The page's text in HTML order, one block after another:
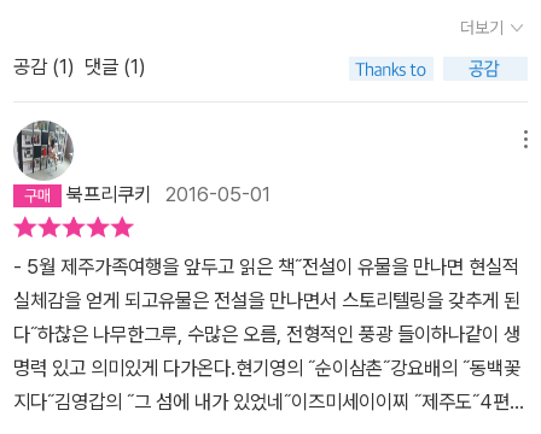
스코 실사단의 보고서 내용(읽어보면 짜릿하다. 그리고 제주가 자랑
스러워진다)===============================
=====================================거
문오름 용암동굴계는 (........) 그 다양성과 풍부함에서 세계 어떤 용암
동굴도 단연 압도한다. 이런 종류의 용암동굴들을 이미 수없이 보아
온 실사단들에게조차 엄청난 시각적 충격과 감동의 파장을 일으킨다.
총천연색의 탄산염 생성물이 동굴 바닥과 천장을 장식하고 있고 탄산
염 침전물들이 곳곳에서 어두운 용암 벽에 벽화를 그려놓은 듯 퍼져
있어 특유의 장관은 이루 형언할 수 없다.===============
======================================
===============4) 돌하르방의 의미를 다시 돌아보다.‘제
주’하면 빠짐없이 등장하는 것이 바로 돌하르방이다. 제주를 여행한
목조목 담고 있다. 설명을 들으며 제주 구석구석을 여행하는 느낌이
들었다. 책을 읽으며 제주에 대해 더욱 애정이 깊어진다.
나온 게 오뚝오뚝한 오름이 되었고, 그중 너무 도드라진 오름을 주먹
으로 툭 쳐서 누른 게 굼부리라고 한다. 오름은 그렇게 신성시되어 숱
오름은 제주 사람과 신들의 고향이다. 82쪽- 설문대할망 176-177
오백장군봉에는 설문대할망 전설이 있다. 설문대할망은 제주의 창조
신이다. 할망은 키가 엄청나게 커서 한라산을 베개 삼고 누우면 다리
는 현재 제주시 앞바다에 있는 관탈섬에 걸쳐졌다. 빨래할 때는 관탈
섬에 빨래를 놓고, 팔은 한라산 꼭대기를 짚고 서서 발로 빨래를 문질
러 빨았다고 한다. 앉아서 빨 때는 한라산에 엉덩이를 걸치고 한 다리
는 마라도에 걸치고 우도를 빨래판 삼았다고 한다. 할망이 치마폭에
흙을 담아 나를 때 치마의 터진 구멍으로 조금씩 새어나온 흙더미가
오름이며, 마지막으로 날라다 부은 게 한라산이다. 이 할망에게는 아
습니다. 유홍준 역시 마찬가지 입니다. 제게 글 읽는 행복을 준 분들입
니다. 작가의 건강을 기원합니다.
더보기
공감 (1) 댓글 (1)
북프리쿠키 2016-05-01
- 5월 제주가족여행을 앞두고 읽은 책˝전설이 유물을 만나면 현실적
실체감을 얻게 되고유물은 전설을 만나면서 스토리텔링을 갖추게 된
다˝하찮은 나무한그루, 수많은 오름, 전형적인 풍광 들이하나같이 생
명력 있고 의미있게 다가온다.현기영의 ˝순이삼촌˝강요배의 ˝동백꽃
지다˝김영갑의 ˝그 섬에 내가 있었네˝이즈미세이이찌 ˝제주도˝4편을